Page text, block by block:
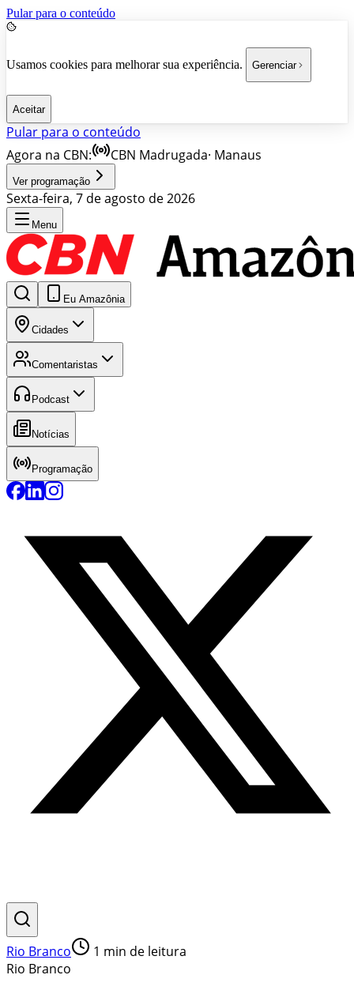
Pular para o conteúdo
Usamos cookies para melhorar sua experiência. Gerenciar
Aceitar
Pular para o conteúdo
Agora na CBN:
CBN Madrugada· Manaus
Ver programação
Sexta-feira, 7 de agosto de 2026
Menu
Eu Amazônia
Cidades
Comentaristas
Podcast
Notícias
Programação
Rio Branco 1 min de leitura
Rio Branco